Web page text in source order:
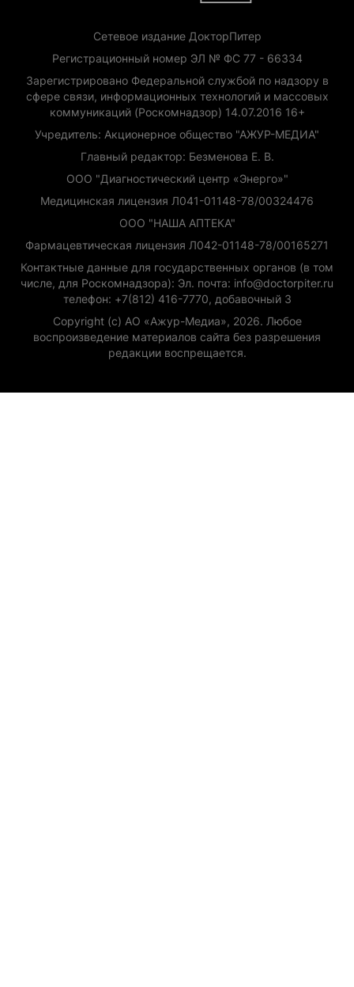
Сетевое издание ДокторПитер
Регистрационный номер ЭЛ № ФС 77 - 66334
Зарегистрировано Федеральной службой по надзору в
сфере связи, информационных технологий и массовых
коммуникаций (Роскомнадзор) 14.07.2016 16+
Учредитель: Акционерное общество "АЖУР-МЕДИА"
Главный редактор: Безменова Е. В.
ООО "Диагностический центр «Энерго»"
Медицинская лицензия Л041-01148-78/00324476
ООО "НАША АПТЕКА"
Фармацевтическая лицензия Л042-01148-78/00165271
Контактные данные для государственных органов (в том
числе, для Роскомнадзора): Эл. почта: info@doctorpiter.ru
телефон: +7(812) 416-7770, добавочный 3
Copyright (с) АО «Ажур-Медиа», 2026. Любое
воспроизведение материалов сайта без разрешения
редакции воспрещается.